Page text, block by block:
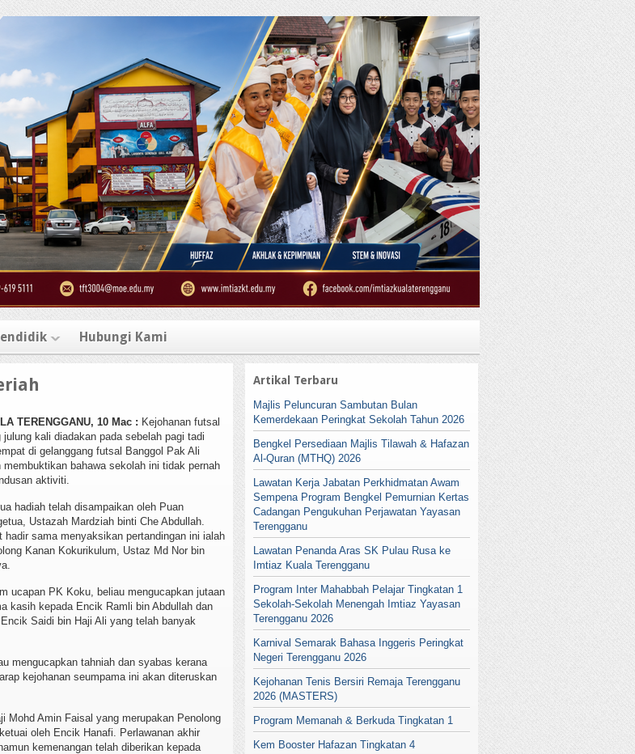
Hubungi Kami
TERENGGANU, 10 Mac : Kejohanan futsal
julung kali diadakan pada sebelah pagi tadi
di gelanggang futsal Banggol Pak Ali
membuktikan bahawa sekolah ini tidak pernah
aktiviti.
hadiah telah disampaikan oleh Puan
Ustazah Mardziah binti Che Abdullah.
hadir sama menyaksikan pertandingan ini ialah
Kanan Kokurikulum, Ustaz Md Nor bin
ucapan PK Koku, beliau mengucapkan jutaan
kasih kepada Encik Ramli bin Abdullah dan
Saidi bin Haji Ali yang telah banyak
mengucapkan tahniah dan syabas kerana
kejohanan seumpama ini akan diteruskan
Mohd Amin Faisal yang merupakan Penolong
oleh Encik Hanafi. Perlawanan akhir
kemenangan telah diberikan kepada
Artikal Terbaru
Majlis Peluncuran Sambutan Bulan
Kemerdekaan Peringkat Sekolah Tahun 2026
Bengkel Persediaan Majlis Tilawah & Hafazan
Al-Quran (MTHQ) 2026
Lawatan Kerja Jabatan Perkhidmatan Awam
Sempena Program Bengkel Pemurnian Kertas
Cadangan Pengukuhan Perjawatan Yayasan
Terengganu
Lawatan Penanda Aras SK Pulau Rusa ke
Imtiaz Kuala Terengganu
Program Inter Mahabbah Pelajar Tingkatan 1
Sekolah-Sekolah Menengah Imtiaz Yayasan
Terengganu 2026
Karnival Semarak Bahasa Inggeris Peringkat
Negeri Terengganu 2026
Kejohanan Tenis Bersiri Remaja Terengganu
2026 (MASTERS)
Program Memanah & Berkuda Tingkatan 1
Kem Booster Hafazan Tingkatan 4